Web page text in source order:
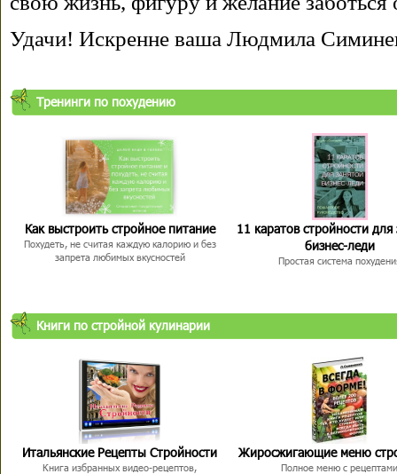
Удачи! Искренне ваша Людмила
Тренинги по похудению
Как выстроить стройное питание
Похудеть, не считая каждую калорию и без
запрета любимых вкусностей
11 каратов стройности для
бизнес-леди
Простая система
Книги по стройной кулинарии
Итальянские Рецепты Стройности
Книга избранных видео-рецептов,
Жиросжигающие меню
Полное меню с рецептами